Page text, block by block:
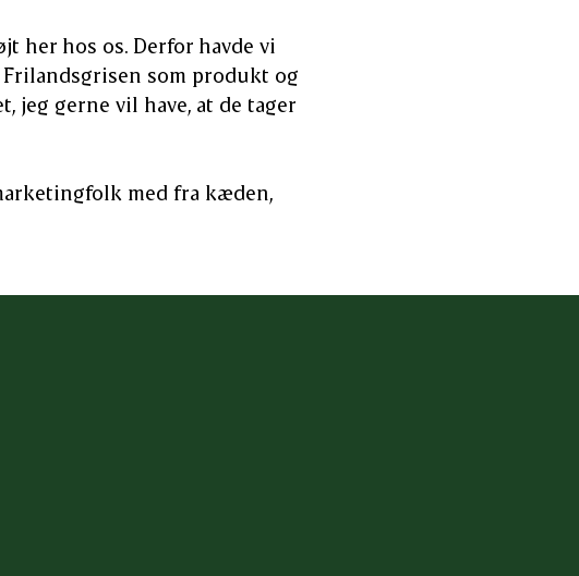
her hos os. Derfor havde vi
som produkt og
jeg gerne vil have, at de tager
med fra kæden,